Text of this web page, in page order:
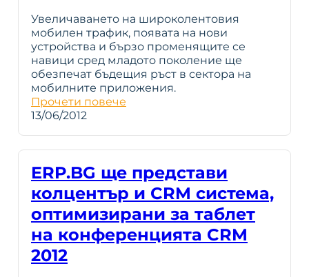
Увеличаването на широколентовия
мобилен трафик, появата на нови
устройства и бързо променящите се
навици сред младото поколение ще
обезпечат бъдещия ръст в сектора на
мобилните приложения.
Прочети повече
13/06/2012
ERP.BG ще представи
колцентър и CRM система,
оптимизирани за таблет
на конференцията CRM
2012